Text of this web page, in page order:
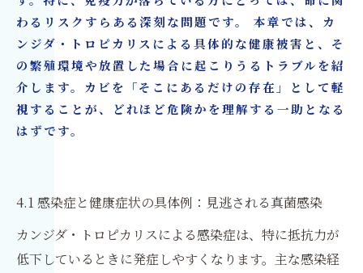
わるリスクすらある深刻な問題です。 本章では、カ
ンジダ・トロピカリスによる具体的な健康被害と、そ
の繁殖環境や放置した場合に起こりうるトラブルを紹
介します。カビを「そこにあるだけの存在」として軽
視することが、どれほど危険かを理解する一助となる
はずです。
4.1 感染症と健康症状の具体例：見逃される真菌感染
カンジダ・トロピカリスによる感染症は、特に抵抗力が
低下しているときに発症しやすくなります。主な感染経